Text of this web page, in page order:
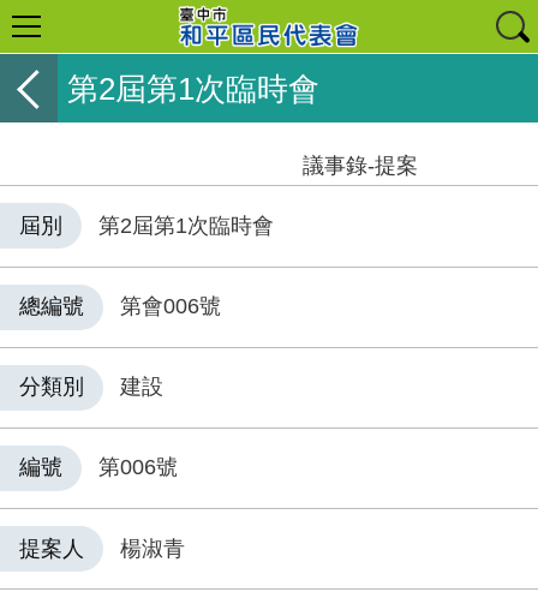
第2屆第1次臨時會
議事錄-提案
屆別 第2屆第1次臨時會
總編號 第會006號
分類別 建設
編號 第006號
提案人 楊淑青